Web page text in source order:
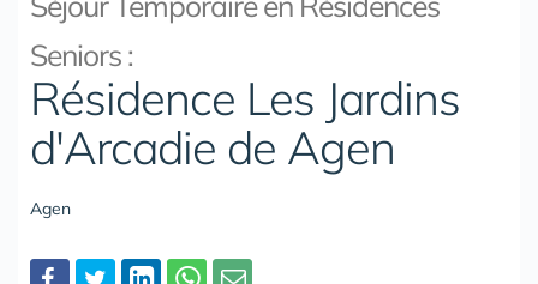
Seniors :
Résidence Les Jardins
d'Arcadie de Agen
Agen